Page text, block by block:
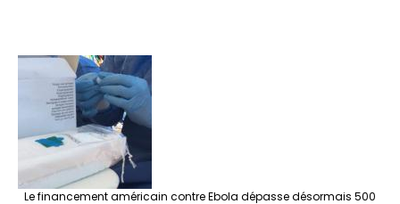
Le financement américain contre Ebola dépasse désormais 500